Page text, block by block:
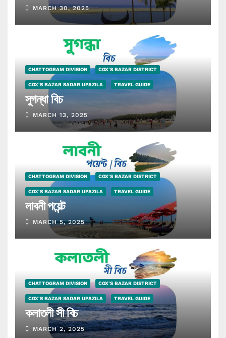
MARCH 30, 2025
CHATTOGRAM DIVISION COX'S BAZAR DISTRICT
COX'S BAZAR SADAR UPAZILA TRAVEL GUIDE
সুগন্ধা বিচ
MARCH 13, 2025
CHATTOGRAM DIVISION COX'S BAZAR DISTRICT
COX'S BAZAR SADAR UPAZILA TRAVEL GUIDE
লাবনী পয়েন্ট
MARCH 5, 2025
CHATTOGRAM DIVISION COX'S BAZAR DISTRICT
COX'S BAZAR SADAR UPAZILA TRAVEL GUIDE
কলাতলী সী বিচ
MARCH 2, 2025